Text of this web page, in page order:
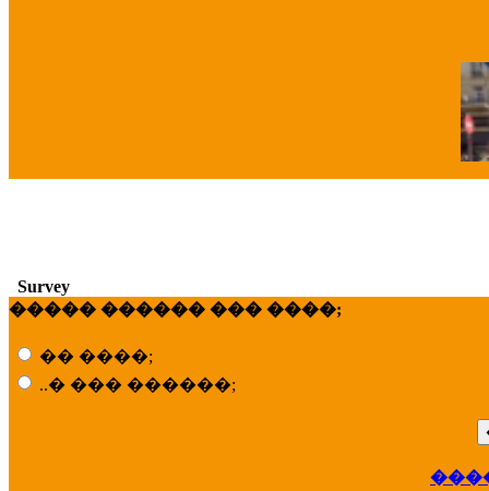
Survey
����� ������ ��� ����;
�� ����;
..� ��� ������;